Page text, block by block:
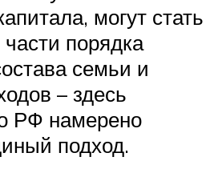
могут стать
порядка
семьи и
– здесь
РФ намерено
подход.